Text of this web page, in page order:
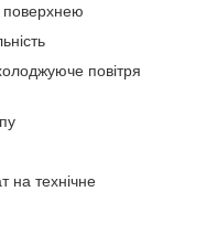
поверхнею
повітря
на технічне